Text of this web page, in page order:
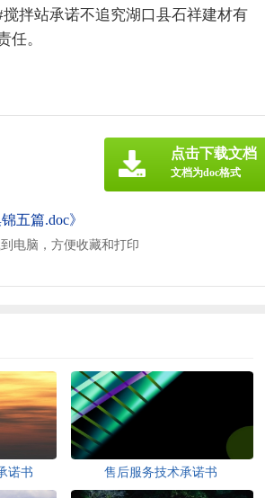
搅拌站承诺不追究湖口县石祥建材有
任。
五篇.doc》
电脑，方便收藏和打印
点击下载文档
文档为doc格式
诺书 售后服务技术承诺书